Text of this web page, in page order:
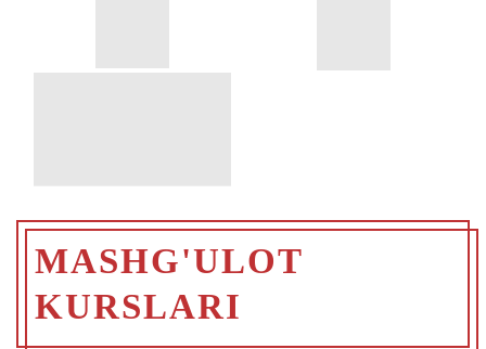
MASHG'ULOT
KURSLARI